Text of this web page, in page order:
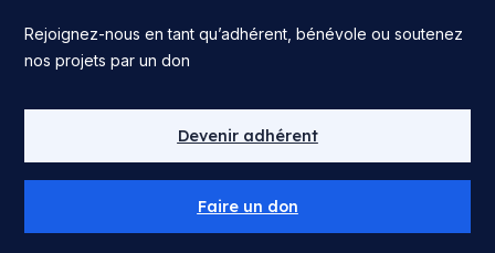
Rejoignez-nous en tant qu’adhérent, bénévole ou soutenez
nos projets par un don
Devenir adhérent
Faire un don